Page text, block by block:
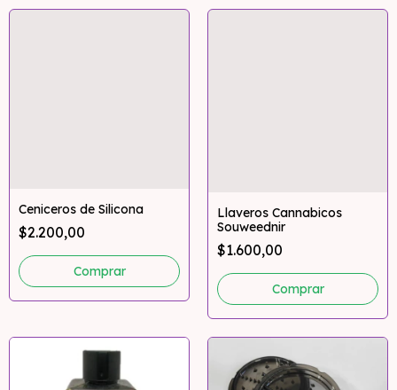
Ceniceros de Silicona
$2.200,00
Llaveros Cannabicos
Souweednir
$1.600,00
Comprar